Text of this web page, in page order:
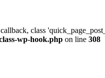
class
wp-hook.php on line 308